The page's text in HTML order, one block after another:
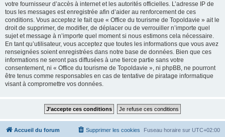
votre fournisseur d’accès à internet et les autorités officielles. L’adresse IP de
tous les messages est enregistrée afin d’aider au renforcement de ces
conditions. Vous acceptez le fait que « Office du tourisme de Topoldavie » ait le
droit de supprimer, de modifier, de déplacer ou de verrouiller n’importe quel
sujet et message à n’importe quel moment si nous estimons cela nécessaire.
En tant qu’utilisateur, vous acceptez que toutes les informations que vous avez
renseignées soient enregistrées dans notre base de données. Bien que ces
informations ne seront pas diffusées à une tierce partie sans votre
consentement, ni « Office du tourisme de Topoldavie », ni phpBB, ne pourront
être tenus comme responsables en cas de tentative de piratage informatique
visant à compromettre vos données.
Accueil du forum Fuseau horaire sur UTC+02:00
Supprimer les cookies